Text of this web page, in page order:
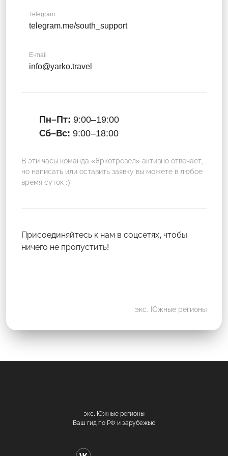
Telegram
telegram.me/south_support
E-mail
info@yarko.travel
Пн–Пт: 9:00–19:00
Сб–Вс: 9:00–18:00
В эти часы команда «Яркотревел» активно отвечает,
но написать или оставить заявку вы можете в любое
время суток :)
Присоединяйтесь к нам в соцсетях, чтобы
ничего не пропустить!
экс. Южные регионы
экс. Южные регионы
Ваш гид по РФ и зарубежью